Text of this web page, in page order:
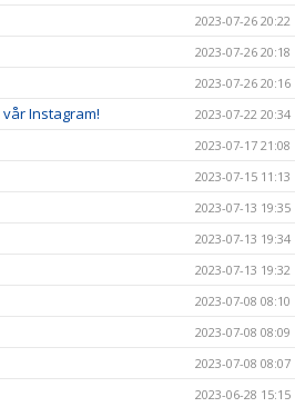
2023-07-26 20:22
2023-07-26 20:18
2023-07-26 20:16
Instagram! 2023-07-22 20:34
2023-07-17 21:08
2023-07-15 11:13
2023-07-13 19:35
2023-07-13 19:34
2023-07-13 19:32
2023-07-08 08:10
2023-07-08 08:09
2023-07-08 08:07
2023-06-28 15:15